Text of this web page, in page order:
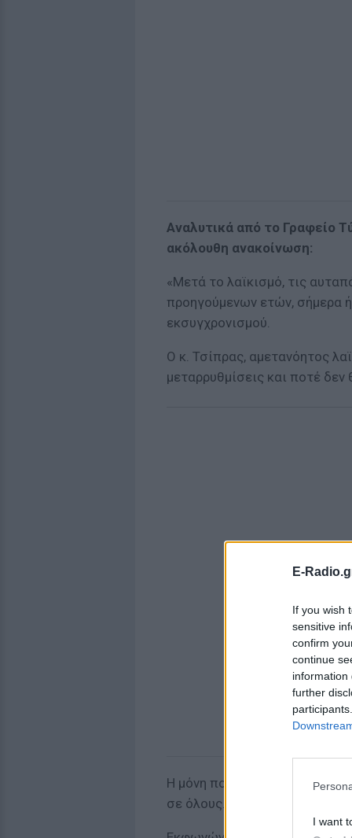
E-
If you wish
sensitive
confirm
continue
information
further
I want
Αναλυτικά από το Γραφείο
ακόλουθη ανακοίνωση:
«Μετά το λαϊκισμό, τις
προηγούμενων ετών, σήμερα
εκσυγχρονισμού.
Ο κ. Τσίπρας, αμετανόητος
μεταρρυθμίσεις και ποτέ
Η μόνη πολιτική που ξέρει
σε όλους.